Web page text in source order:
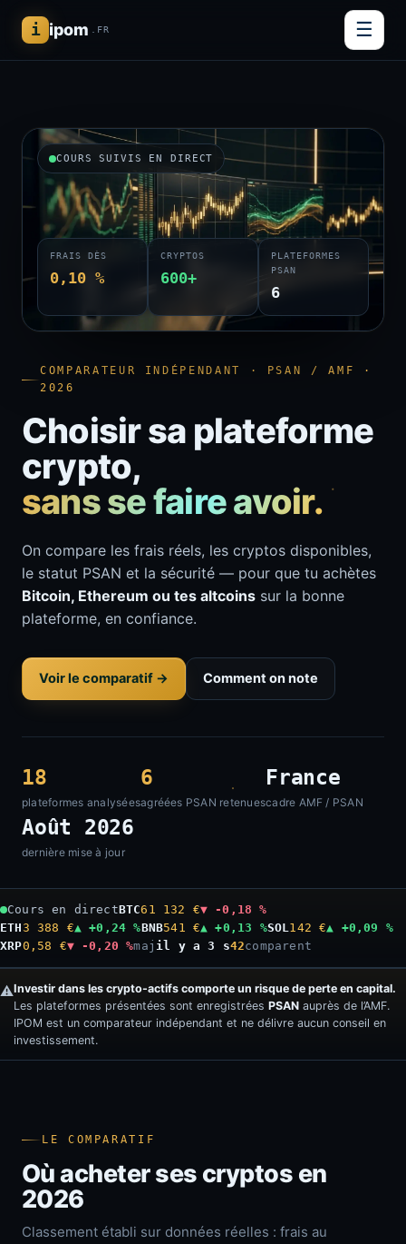
i ipom .FR ☰
COMPARATEUR INDÉPENDANT · PSAN / AMF ·
2026
Choisir sa plateforme
crypto,
sans se faire avoir.
On compare les frais réels, les cryptos disponibles,
le statut PSAN et la sécurité — pour que tu achètes
Bitcoin, Ethereum ou tes altcoins sur la bonne
plateforme, en confiance.
Voir le comparatif → Comment on note
18
plateformes analysées
6
agréées PSAN retenues
France
cadre AMF / PSAN
Août 2026
dernière mise à jour
COURS SUIVIS EN DIRECT
FRAIS DÈS
0,10 %
CRYPTOS
600+
PLATEFORMES
PSAN
6
Cours en directBTC61 132 €▼ -0,18 %
ETH3 388 €▲ +0,24 %BNB541 €▲ +0,13 %SOL142 €▲ +0,09 %
XRP0,58 €▼ -0,20 %maj il y a 4 s42comparent
⚠️Investir dans les crypto-actifs comporte un risque de perte en capital.
Les plateformes présentées sont enregistrées PSAN auprès de l’AMF.
IPOM est un comparateur indépendant et ne délivre aucun conseil en
investissement.
LE COMPARATIF
Où acheter ses cryptos en
2026
Classement établi sur données réelles : frais au